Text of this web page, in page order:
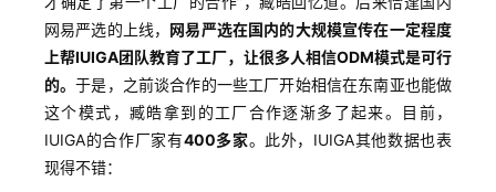
网易严选的上线， 网易严选在国内的大规模宣传在一定程度
上帮IUIGA团队教育了工厂，让很多人相信ODM模式是可行
的。于是，之前谈合作的一些工厂开始相信在东南亚也能做
这个模式，臧皓拿到的工厂合作逐渐多了起来。目前，
IUIGA的合作厂家有400多家。此外，IUIGA其他数据也表
现得不错：